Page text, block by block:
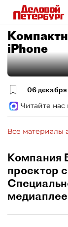
iPhone
06 декабря
Читайте
Все материалы
Компания
проектор